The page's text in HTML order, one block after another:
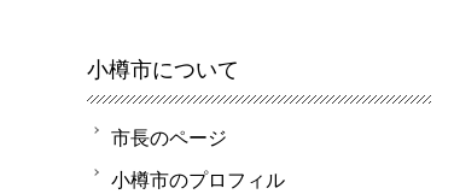
小樽市について
市長のページ
小樽市のプロフィル